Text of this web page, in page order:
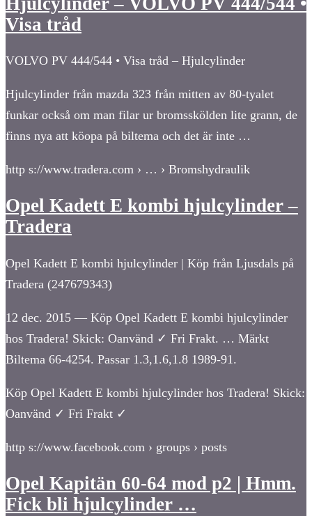
Visa tråd
VOLVO PV 444/544 • Visa tråd – Hjulcylinder
Hjulcylinder från mazda 323 från mitten av 80-tyalet
funkar också om man filar ur bromsskölden lite grann, de
finns nya att köopa på biltema och det är inte …
http s://www.tradera.com › … › Bromshydraulik
Opel Kadett E kombi hjulcylinder –
Tradera
Opel Kadett E kombi hjulcylinder | Köp från Ljusdals på
Tradera (247679343)
12 dec. 2015 — Köp Opel Kadett E kombi hjulcylinder
hos Tradera! Skick: Oanvänd ✓ Fri Frakt. … Märkt
Biltema 66-4254. Passar 1.3,1.6,1.8 1989-91.
Köp Opel Kadett E kombi hjulcylinder hos Tradera! Skick:
Oanvänd ✓ Fri Frakt ✓
http s://www.facebook.com › groups › posts
Opel Kapitän 60-64 mod p2 | Hmm.
Fick bli hjulcylinder …